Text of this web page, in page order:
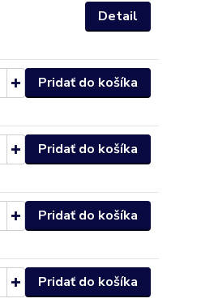
Detail
Pridať do košíka
Pridať do košíka
Pridať do košíka
Pridať do košíka